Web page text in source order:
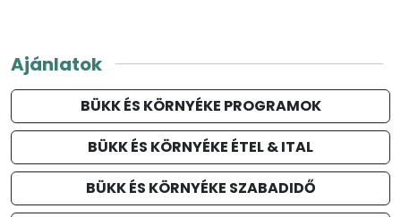
Ajánlatok
BÜKK ÉS KÖRNYÉKE PROGRAMOK
BÜKK ÉS KÖRNYÉKE ÉTEL & ITAL
BÜKK ÉS KÖRNYÉKE SZABADIDŐ